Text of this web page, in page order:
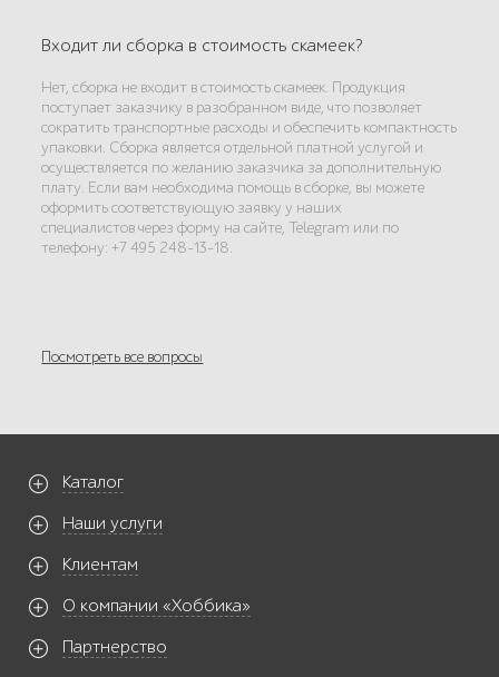
Входит ли сборка в стоимость скамеек?
Нет, сборка не входит в стоимость скамеек. Продукция
поступает заказчику в разобранном виде, что позволяет
сократить транспортные расходы и обеспечить компактность
упаковки. Сборка является отдельной платной услугой и
осуществляется по желанию заказчика за дополнительную
плату. Если вам необходима помощь в сборке, вы можете
оформить соответствующую заявку у наших
специалистов через форму на сайте, Telegram или по
телефону: +7 495 248-13-18.
Посмотреть все вопросы
Каталог
Наши услуги
Клиентам
О компании «Хоббика»
Партнерство